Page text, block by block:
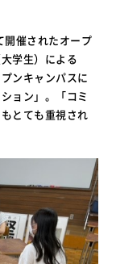
開催されたオープ
学生）による
ンキャンパスに
ョン」。「コミ
とても重視され